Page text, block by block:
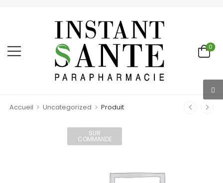
0
Accueil > Uncategorized > Produit
SUR
COMMANDE